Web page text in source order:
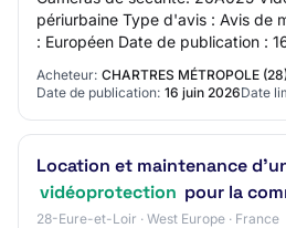
périurbaine Type d'avis : Avis de
: Européen Date de publication :
411009-2026 411009-2026 -
Acheteur: CHARTRES MÉTROPOLE
Date de publication: 16 juin 2026Date
Location et maintenance
vidéoprotection pour la
28-Eure-et-Loir · West Europe · France